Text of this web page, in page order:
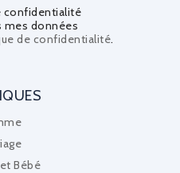
confidentialité
mes données
de confidentialité.
Bébé